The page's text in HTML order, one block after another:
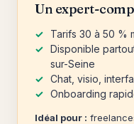
Un expert-
Tarifs 30 à 50 %
Disponible
sur-Seine
Chat, visio,
Onboarding
Idéal pour :